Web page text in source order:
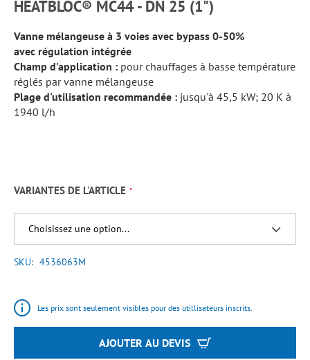
HEATBLOC® MC44 - DN 25 (1")
Vanne mélangeuse à 3 voies avec bypass 0-50%
avec régulation intégrée
Champ d'application : pour chauffages à basse température
réglés par vanne mélangeuse
Plage d'utilisation recommandée : jusqu'à 45,5 kW; 20 K à
1940 l/h
VARIANTES DE L'ARTICLE
SKU 4536063M
Les prix sont seulement visibles pour des utillisateurs inscrits.
AJOUTER AU DEVIS